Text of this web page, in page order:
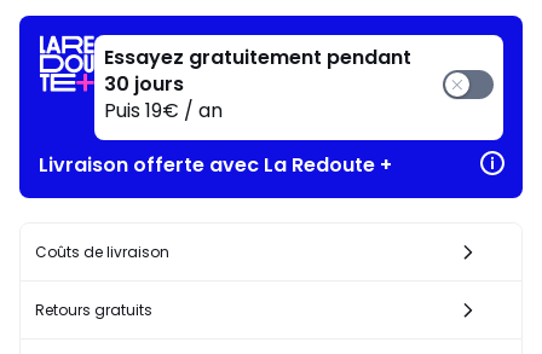
Essayez gratuitement pendant
30 jours
Puis 19€ / an
Livraison offerte avec La Redoute +
Coûts de livraison
Retours gratuits